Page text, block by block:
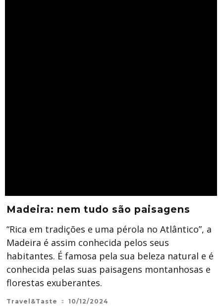
Madeira: nem tudo são paisagens
“Rica em tradições e uma pérola no Atlântico”, a
Madeira é assim conhecida pelos seus
habitantes. É famosa pela sua beleza natural e é
conhecida pelas suas paisagens montanhosas e
florestas exuberantes.
Travel&Taste 10/12/2024